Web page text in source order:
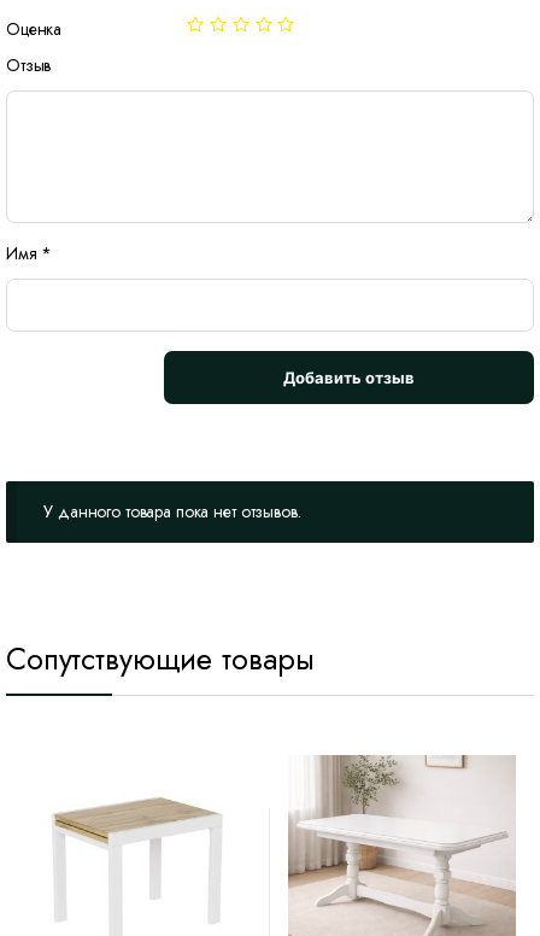
Оценка
Отзыв
Имя *
У данного товара пока нет отзывов.
Сопутствующие товары